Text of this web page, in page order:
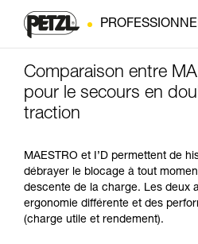
Comparaison entre
pour le secours en
traction
MAESTRO et I’D permettent de
débrayer le blocage à tout
descente de la charge. Les deux
ergonomie différente et des
(charge utile et rendement).